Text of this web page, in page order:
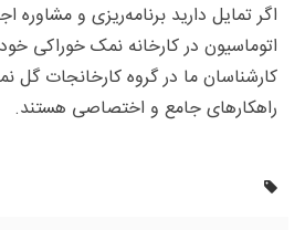
اگر تمایل دارید برنامه‌ریزی و مشاوره
اتوماسیون در کارخانه نمک خوراکی خود
کارشناسان ما در گروه کارخانجات گل
راهکارهای جامع و اختصاصی هستند.